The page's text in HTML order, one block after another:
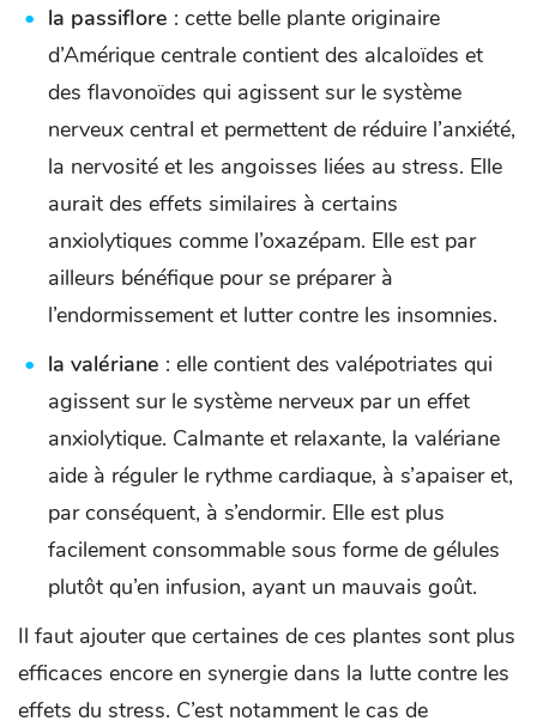
la passiflore : cette belle plante originaire
d’Amérique centrale contient des alcaloïdes et
des flavonoïdes qui agissent sur le système
nerveux central et permettent de réduire l’anxiété,
la nervosité et les angoisses liées au stress. Elle
aurait des effets similaires à certains
anxiolytiques comme l’oxazépam. Elle est par
ailleurs bénéfique pour se préparer à
l’endormissement et lutter contre les insomnies.
la valériane : elle contient des valépotriates qui
agissent sur le système nerveux par un effet
anxiolytique. Calmante et relaxante, la valériane
aide à réguler le rythme cardiaque, à s’apaiser et,
par conséquent, à s’endormir. Elle est plus
facilement consommable sous forme de gélules
plutôt qu’en infusion, ayant un mauvais goût.
Il faut ajouter que certaines de ces plantes sont plus
efficaces encore en synergie dans la lutte contre les
effets du stress. C’est notamment le cas de